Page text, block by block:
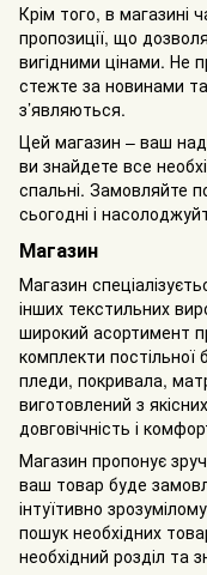
Крім того, в магазині
пропозиції, що
вигідними цінами. Не
стежте за новинами
з’являються.
Цей магазин – ваш
ви знайдете все
спальні. Замовляйте
сьогодні і
Магазин
Магазин
інших текстильних
широкий асортимент
комплекти постільної
пледи, покривала,
виготовлений з
довговічність і
Магазин пропонує
ваш товар буде
інтуїтивно
пошук необхідних
необхідний розділ та